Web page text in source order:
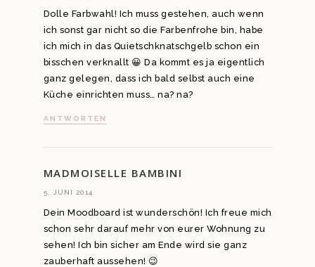
Dolle Farbwahl! Ich muss gestehen, auch wenn
ich sonst gar nicht so die Farbenfrohe bin, habe
ich mich in das Quietschknatschgelb schon ein
bisschen verknallt 😀 Da kommt es ja eigentlich
ganz gelegen, dass ich bald selbst auch eine
Küche einrichten muss… na? na?
ANTWORTEN
MADMOISELLE BAMBINI
5. JUNI 2014
Dein Moodboard ist wunderschön! Ich freue mich
schon sehr darauf mehr von eurer Wohnung zu
sehen! Ich bin sicher am Ende wird sie ganz
zauberhaft aussehen! 😉